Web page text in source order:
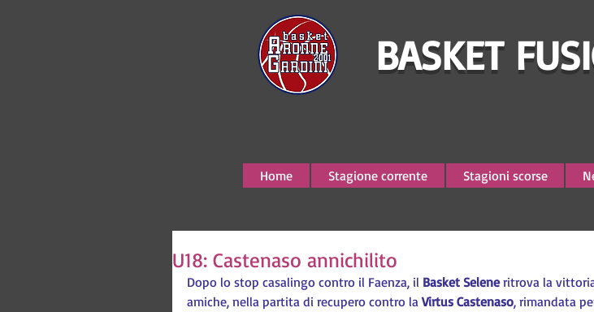
BASKET
Home Stagione corrente Stagioni scorse
U18: Castenaso annichilito
Dopo lo stop casalingo contro il Faenza, il Basket Selene ritrova la
amiche, nella partita di recupero contro la Virtus Castenaso, rimandata